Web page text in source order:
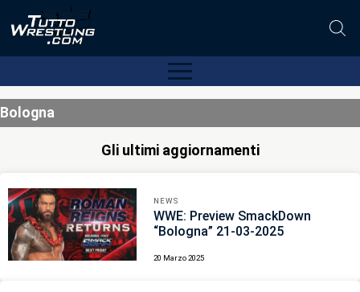
Bologna
Gli ultimi aggiornamenti
NEWS
WWE: Preview SmackDown
“Bologna” 21-03-2025
20 Marzo 2025